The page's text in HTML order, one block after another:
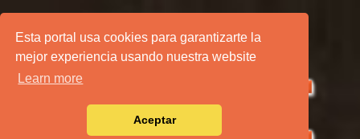
Esta portal usa cookies para garantizarte la
mejor experiencia usando nuestra website
Learn more
Aceptar
PÁGINA PRINCIPAL